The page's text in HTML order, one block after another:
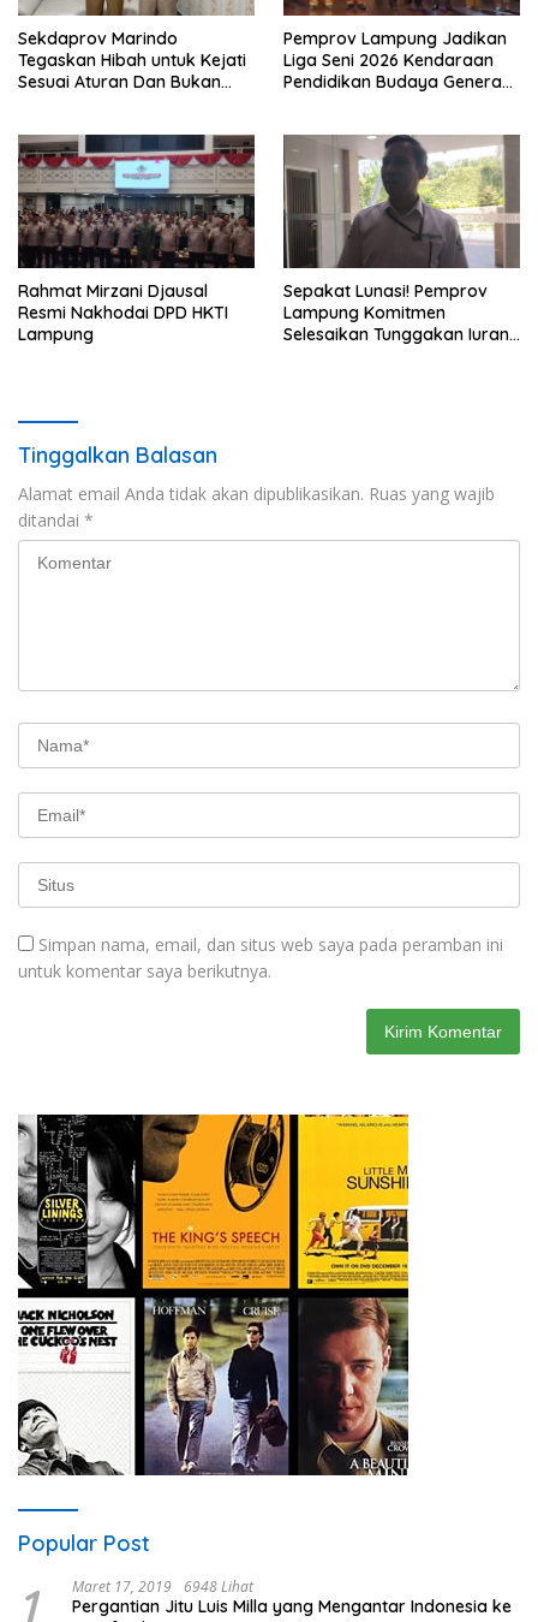
Sekdaprov Marindo
Tegaskan Hibah untuk Kejati
Sesuai Aturan Dan Bukan
Pemprov Lampung Jadikan
Liga Seni 2026 Kendaraan
Pendidikan Budaya Generasi
Rahmat Mirzani Djausal
Resmi Nakhodai DPD HKTI
Lampung
Sepakat Lunasi! Pemprov
Lampung Komitmen
Selesaikan Tunggakan Iuran
Tinggalkan Balasan
Alamat email Anda tidak akan dipublikasikan. Ruas yang wajib
ditandai *
Simpan nama, email, dan situs web saya pada peramban ini
untuk komentar saya berikutnya.
Popular Post
1 Maret 17, 2019 6948 Lihat
Pergantian Jitu Luis Milla yang Mengantar Indonesia ke